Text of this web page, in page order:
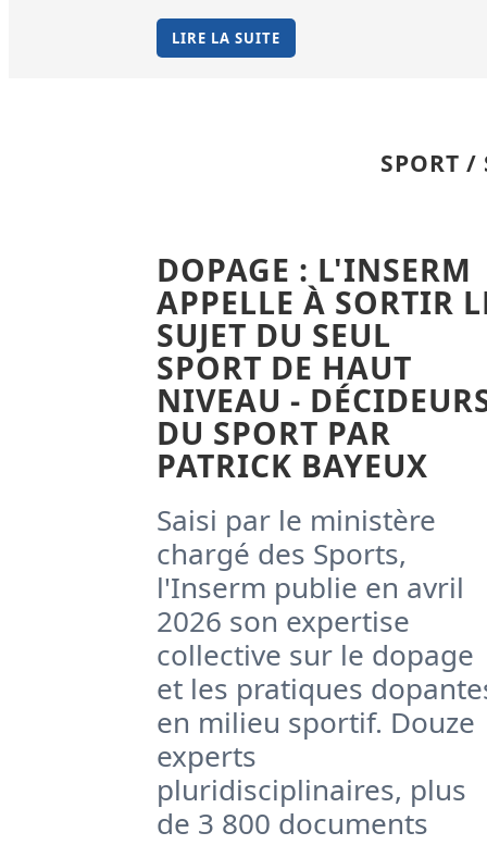
LIRE LA SUITE
SPORT /
DOPAGE : L'INSERM
APPELLE À SORTIR
SUJET DU SEUL
SPORT DE HAUT
NIVEAU -
DU SPORT PAR
PATRICK BAYEUX
Saisi par le ministère
chargé des Sports,
l'Inserm publie en avril
2026 son expertise
collective sur le dopage
et les pratiques
en milieu sportif. Douze
experts
pluridisciplinaires, plus
de 3 800 documents